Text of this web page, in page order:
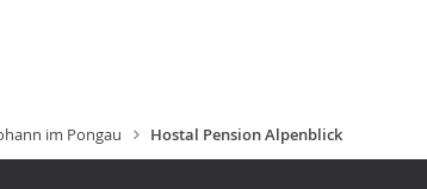
im Pongau Hostal Pension Alpenblick